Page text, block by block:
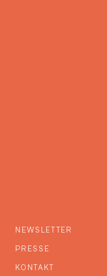
NEWSLETTER
PRESSE
KONTAKT